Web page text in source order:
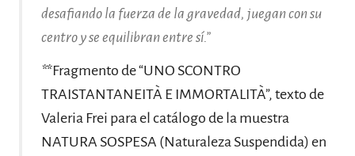
desafiando la fuerza de la gravedad, juegan con su
centro y se equilibran entre sí.”
**Fragmento de “UNO SCONTRO
TRAISTANTANEITÀ E IMMORTALITÀ”, texto de
Valeria Frei para el catálogo de la muestra
NATURA SOSPESA (Naturaleza Suspendida) en